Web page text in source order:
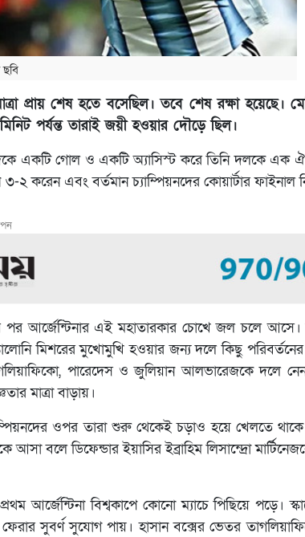
প্রায় শেষ হতে বসেছিল। তবে শেষ রক্ষা হয়েছে।
পর্যন্ত তারাই জয়ী হওয়ার দৌড়ে ছিল।
একটি গোল ও একটি অ্যাসিস্ট করে তিনি দলকে এক
করেন এবং বর্তমান চ্যাম্পিয়নদের কোয়ার্টার ফাইনাল
পর আর্জেন্টিনার এই মহাতারকার চোখে জল চলে আসে।
মিশরের মুখোমুখি হওয়ার জন্য দলে কিছু পরিবর্তনের
পারেদেস ও জুলিয়ান আলভারেজকে দলে
মাত্রা বাড়ায়।
ওপর তারা শুরু থেকেই চড়াও হয়ে খেলতে
বলে ডিফেন্ডার ইয়াসির ইব্রাহিম লিসান্দ্রো
আর্জেন্টিনা বিশ্বকাপে কোনো ম্যাচে পিছিয়ে পড়ে।
সুবর্ণ সুযোগ পায়। হাসান বক্সের ভেতর